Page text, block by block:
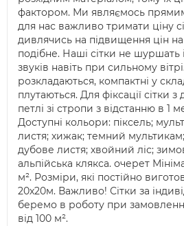
фактором. Ми являємось
для нас важливо тримати ціну
дивлячись на підвищення цін
подібне. Наші сітки не шуршать
звуків навіть при сильному
розкладаються, компактні у
плутаються. Для фіксації сітки з
петлі зі стропи з відстанню в 1
Доступні кольори: піксель;
листя; хижак; темний
дубове листя; хвойний ліс;
альпійська клякса. очерет
м². Розміри, які постійно
20х20м. Важливо! Сітки за
беремо в роботу при замовленні
від 100 м².